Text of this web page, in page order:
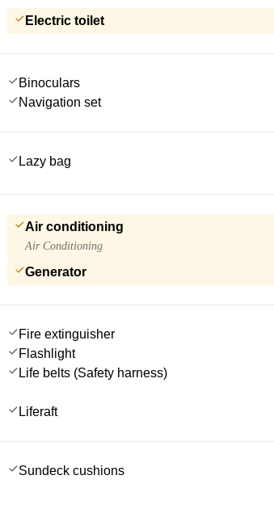
Electric toilet
Binoculars
Navigation set
Lazy bag
Air conditioning
Air Conditioning
Generator
Fire extinguisher
Flashlight
Life belts (Safety harness)
Liferaft
Sundeck cushions